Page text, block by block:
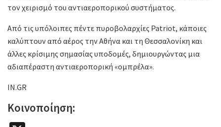
τον χειρισμό του αντιαεροπορικού συστήματος.
Από τις υπόλοιπες πέντε πυροβολαρχίες Patriot, κάποιες
καλύπτουν από αέρος την Αθήνα και τη Θεσσαλονίκη και
άλλες κρίσιμης σημασίας υποδομές, δημιουργώντας μια
αδιαπέραστη αντιαεροπορική «ομπρέλα».
IN.GR
Κοινοποίηση: